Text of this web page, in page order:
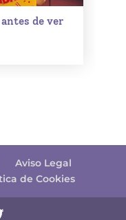
de ver
Aviso Legal
de Cookies